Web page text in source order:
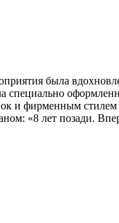
была
специально
и фирменным
«8 лет позади.